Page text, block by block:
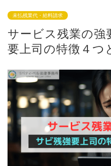
未払残業代・給料請求
サービス残業の強
要上司の特徴４つ